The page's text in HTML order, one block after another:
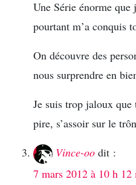
Une Série énorme
pourtant m’a conquis
On découvre des
nous surprendre en
Je suis trop jaloux que
pire, s’assoir sur le
Vince-oo dit :
7 mars 2012 à 10 h 12